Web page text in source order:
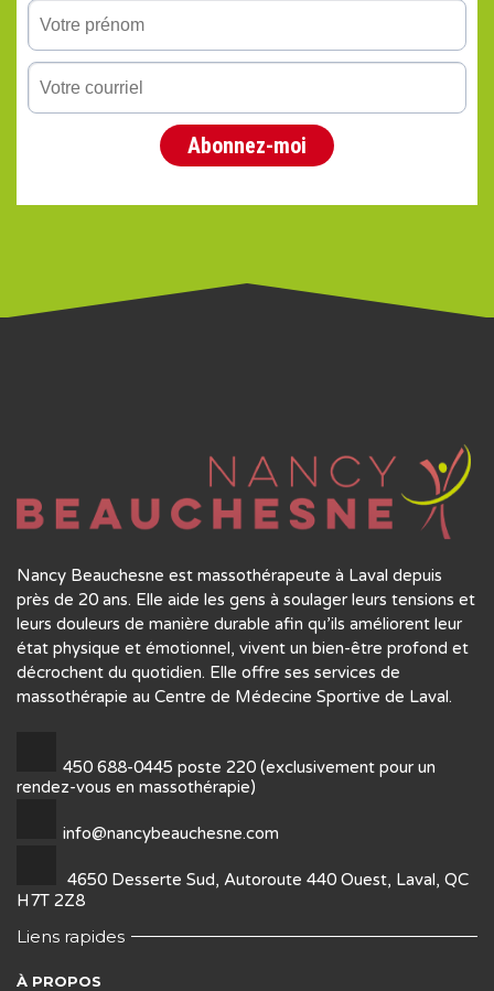
Nancy Beauchesne est massothérapeute à Laval depuis
près de 20 ans. Elle aide les gens à soulager leurs tensions et
leurs douleurs de manière durable afin qu’ils améliorent leur
état physique et émotionnel, vivent un bien-être profond et
décrochent du quotidien. Elle offre ses services de
massothérapie au Centre de Médecine Sportive de Laval.
450 688-0445 poste 220 (exclusivement pour un
rendez-vous en massothérapie)
info@nancybeauchesne.com
4650 Desserte Sud, Autoroute 440 Ouest, Laval, QC
H7T 2Z8
Liens rapides
À PROPOS